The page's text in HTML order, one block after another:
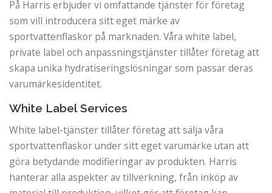
På Harris erbjuder vi omfattande tjänster för företag
som vill introducera sitt eget märke av
sportvattenflaskor på marknaden. Våra white label,
private label och anpassningstjänster tillåter företag att
skapa unika hydratiseringslösningar som passar deras
varumärkesidentitet.
White Label Services
White label-tjänster tillåter företag att sälja våra
sportvattenflaskor under sitt eget varumärke utan att
göra betydande modifieringar av produkten. Harris
hanterar alla aspekter av tillverkning, från inköp av